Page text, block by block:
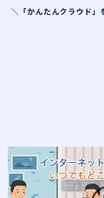
＼「かんたんクラウド」